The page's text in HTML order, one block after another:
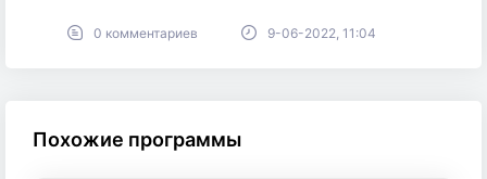
0 комментариев 9-06-2022, 11:04
Похожие программы